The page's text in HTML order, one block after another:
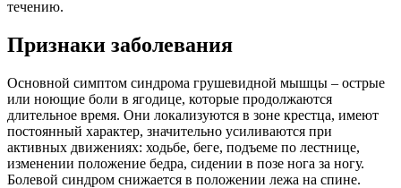
течению.
Признаки заболевания
Основной симптом синдрома грушевидной мышцы – острые
или ноющие боли в ягодице, которые продолжаются
длительное время. Они локализуются в зоне крестца, имеют
постоянный характер, значительно усиливаются при
активных движениях: ходьбе, беге, подъеме по лестнице,
изменении положение бедра, сидении в позе нога за ногу.
Болевой синдром снижается в положении лежа на спине.